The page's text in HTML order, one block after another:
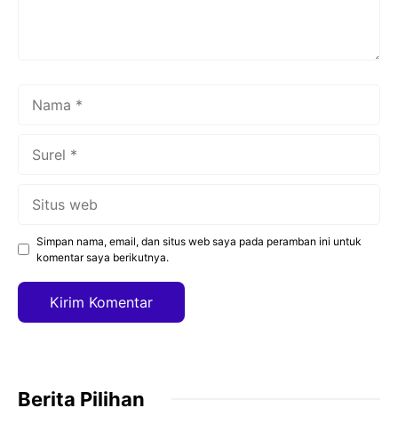
Simpan nama, email, dan situs web saya pada peramban ini untuk
komentar saya berikutnya.
Berita Pilihan